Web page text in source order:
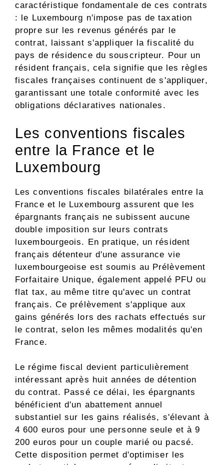
caractéristique fondamentale de ces contrats
: le Luxembourg n'impose pas de taxation
propre sur les revenus générés par le
contrat, laissant s'appliquer la fiscalité du
pays de résidence du souscripteur. Pour un
résident français, cela signifie que les règles
fiscales françaises continuent de s'appliquer,
garantissant une totale conformité avec les
obligations déclaratives nationales.
Les conventions fiscales
entre la France et le
Luxembourg
Les conventions fiscales bilatérales entre la
France et le Luxembourg assurent que les
épargnants français ne subissent aucune
double imposition sur leurs contrats
luxembourgeois. En pratique, un résident
français détenteur d'une assurance vie
luxembourgeoise est soumis au Prélèvement
Forfaitaire Unique, également appelé PFU ou
flat tax, au même titre qu'avec un contrat
français. Ce prélèvement s'applique aux
gains générés lors des rachats effectués sur
le contrat, selon les mêmes modalités qu'en
France.
Le régime fiscal devient particulièrement
intéressant après huit années de détention
du contrat. Passé ce délai, les épargnants
bénéficient d'un abattement annuel
substantiel sur les gains réalisés, s'élevant à
4 600 euros pour une personne seule et à 9
200 euros pour un couple marié ou pacsé.
Cette disposition permet d'optimiser les